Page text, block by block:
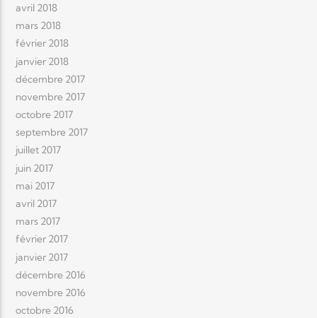
avril 2018
mars 2018
février 2018
janvier 2018
décembre 2017
novembre 2017
octobre 2017
septembre 2017
juillet 2017
juin 2017
mai 2017
avril 2017
mars 2017
février 2017
janvier 2017
décembre 2016
novembre 2016
octobre 2016